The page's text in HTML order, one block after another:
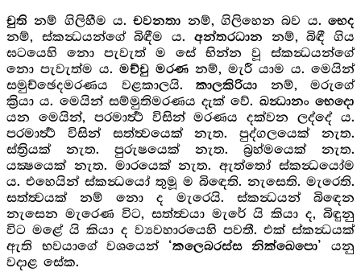
චුති නම් ගිලිහීම ය.චවනතා නම්, ගිලිහෙන බව ය.භෙද
නම්, ස්කන්‍ධයන්ගේ බිඳීම ය. අන්තරධාන නම්, බිඳී ගිය
ඝටයෙහි නො පැවැත් ම සේ භින්න වූ ස්කන්‍ධයන්ගේ
නො පැවැත්ම ය. මච්චු මරණ නම්, මැරී යාම ය. මෙයින්
සමුච්ඡෙදමරණය වළකාලයි. කාලකිරියා නම්, මරුගේ
ක්‍රියා ය. මෙයින් සම්මුතිමරණය දැක් වේ. ඛන්‍ධානං භෙදො
යන මෙයින්, පරමාර්‍ත්‍ථ විසින් මරණය දක්වන ලද්දේ ය.
පරමාර්‍ත්‍ථ විසින් සත්ත්‍වයෙක් නැත. පුද්ගලයෙක් නැත.
ස්ත්‍රියක් නැත. පුරුෂයෙක් නැත. බ්‍රහ්මයෙක් නැත.
යක්‍ෂයෙක් නැත. මාරයෙක් නැත. ඇත්තෝ ස්කන්‍ධයෝම
ය. එහෙයින් ස්කන්‍ධයෝ තුමූ ම බිඳෙති. නැසෙති. මැරෙති.
සත්ත්‍වයක් නම් නො ද මැරෙයි. ස්කන්‍ධයන් බිඳෙන
නැසෙන මැරෙණ විට, සත්ත්‍වයා මැරේ යි කියා ද, බිඳුනු
විට මළේ යි කියා ද ව්‍යවහාරයෙහි පවතී. එක් ස්කන්‍ධයක්
ඇති භවයාගේ වශයෙන් ‘කලෙබරස්ස නික්ඛෙපො’
යනු
වදාළ සේක.